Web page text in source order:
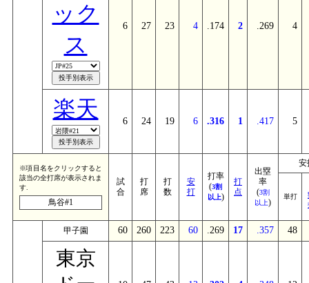
ック
ス
6 27 23 4 .174 2 .269 4
楽天 6 24 19 6 .316 1 .417 5
※項目名をクリックすると
該当の全打席が表示されま
す.
鳥谷#1
試
合
打
席
打
数
安
打
打率
(3割
以上)
打
点
出塁
率
(3割
以上)
安
単打
甲子園 60 260 223 60 .269 17 .357 48
東京